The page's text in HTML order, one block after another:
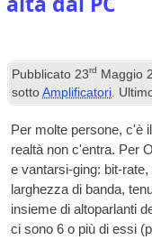
Pubblicato 23rd Maggio
sottoAmplificatori .
Per molte persone, c'è
realtà non c'entra. Per
e vantarsi-ging: bit-
larghezza di banda,
insieme di altoparlanti
ci sono 6 o più di essi